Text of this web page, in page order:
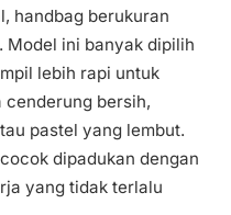
handbag berukuran
Model ini banyak dipilih
lebih rapi untuk
bersih,
pastel yang lembut.
dipadukan dengan
yang tidak terlalu